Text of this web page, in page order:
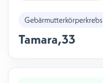
Gebärmutterkörperkrebs
Tamara,33